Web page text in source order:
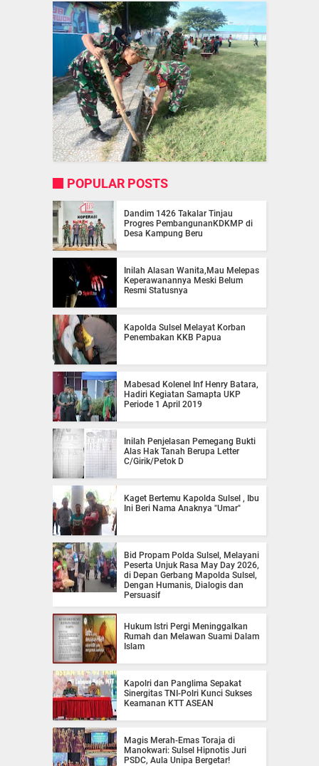
POPULAR POSTS
Dandim 1426 Takalar Tinjau
Progres PembangunanKDKMP di
Desa Kampung Beru
Inilah Alasan Wanita,Mau Melepas
Keperawanannya Meski Belum
Resmi Statusnya
Kapolda Sulsel Melayat Korban
Penembakan KKB Papua
Mabesad Kolenel Inf Henry Batara,
Hadiri Kegiatan Samapta UKP
Periode 1 April 2019
Inilah Penjelasan Pemegang Bukti
Alas Hak Tanah Berupa Letter
C/Girik/Petok D
Kaget Bertemu Kapolda Sulsel , Ibu
Ini Beri Nama Anaknya "Umar"
Bid Propam Polda Sulsel, Melayani
Peserta Unjuk Rasa May Day 2026,
di Depan Gerbang Mapolda Sulsel,
Dengan Humanis, Dialogis dan
Persuasif
Hukum Istri Pergi Meninggalkan
Rumah dan Melawan Suami Dalam
Islam
Kapolri dan Panglima Sepakat
Sinergitas TNI-Polri Kunci Sukses
Keamanan KTT ASEAN
Magis Merah-Emas Toraja di
Manokwari: Sulsel Hipnotis Juri
PSDC, Aula Unipa Bergetar!